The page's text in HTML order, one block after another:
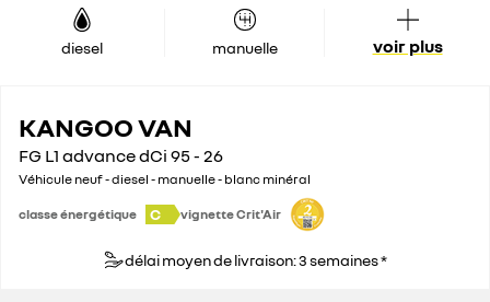
diesel manuelle voir plus
KANGOO VAN
FG L1 advance dCi 95 - 26
Véhicule neuf - diesel - manuelle - blanc minéral
classe énergétique C vignette Crit'Air
délai moyen de livraison: 3 semaines *